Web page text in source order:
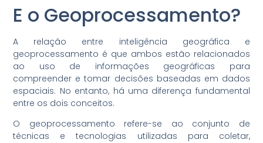
E o Geoprocessamento?
A relação entre inteligência geográfica e
geoprocessamento é que ambos estão relacionados
ao uso de informações geográficas para
compreender e tomar decisões baseadas em dados
espaciais. No entanto, há uma diferença fundamental
entre os dois conceitos.
O geoprocessamento refere-se ao conjunto de
técnicas e tecnologias utilizadas para coletar,